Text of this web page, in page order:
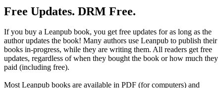
Free Updates. DRM Free.
If you buy a Leanpub book, you get free updates for as long as the
author updates the book! Many authors use Leanpub to publish their
books in-progress, while they are writing them. All readers get free
updates, regardless of when they bought the book or how much they
paid (including free).
Most Leanpub books are available in PDF (for computers) and